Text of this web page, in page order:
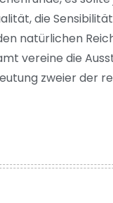
die
natürlichen
vereine die
zweier der